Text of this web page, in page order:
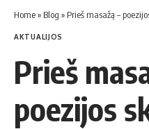
Home» Blog » Prieš masažą –
AKTUALIJOS
Prieš
poezijos